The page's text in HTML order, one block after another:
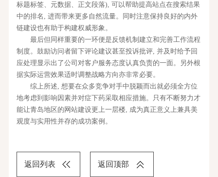
标题标签、元数据、正文段落), 可以帮助提高站点在搜索结果
中的排名, 进而带来更多自然流量。同时注意保持良好的内外
链建设也有助于构建权威形象。
最后但同样重要的一环便是反馈机制建立和完善工作流程
制度。鼓励访问者留下评论建议甚至投诉批评, 并及时给予回
应处理显示出了公司对客户服务态度认真负责的一面。另外根
据实际运营效果适时调整战略方向亦非常必要。
综上所述, 想要在众多竞争对手中脱颖而出就必须全方位
地考虑到影响因素并对症下药采取相应措施。只有不断努力才
能让青岛地区的网站建设更上一层楼, 成为真正意义上兼具美
观度与实用性并存的成功案例。
返回列表 返回顶部